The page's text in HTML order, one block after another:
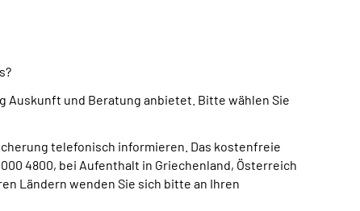
Auskunft und Beratung anbietet. Bitte wählen Sie
telefonisch informieren. Das kostenfreie
4800, bei Aufenthalt in Griechenland, Österreich
Ländern wenden Sie sich bitte an Ihren